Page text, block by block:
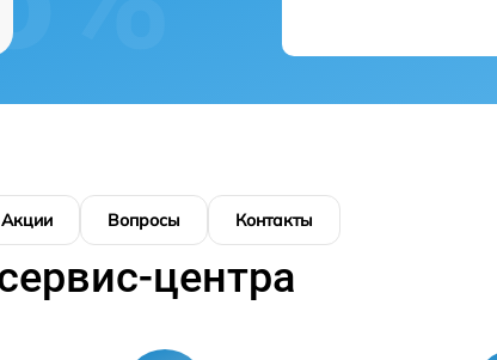
Акции Вопросы Контакты
центра